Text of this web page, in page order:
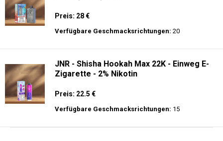
Preis: 28 €
Verfügbare Geschmacksrichtungen: 20
JNR - Shisha Hookah Max 22K - Einweg E-
Zigarette - 2% Nikotin
Preis: 22.5 €
Verfügbare Geschmacksrichtungen: 15